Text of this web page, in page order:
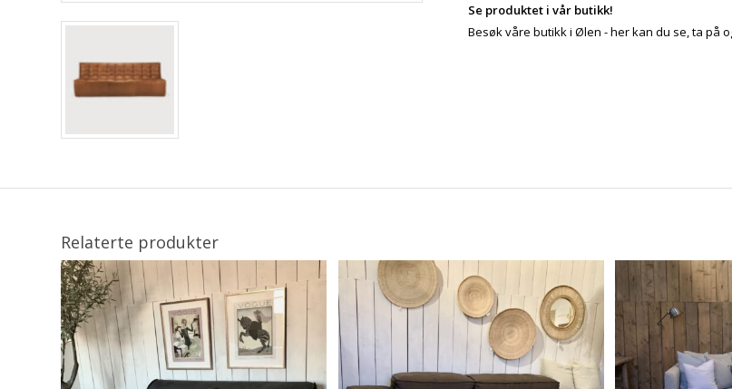
Se produktet i vår butikk!
Besøk våre butikk i Ølen - her kan du se, ta på
Relaterte produkter